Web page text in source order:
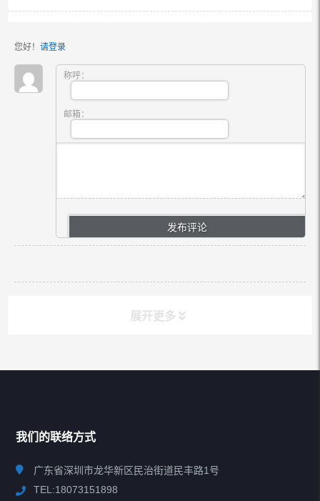
您好！ 请登录
称呼：
邮箱：
展开更多
我们的联络方式
广东省深圳市龙华新区民治街道民丰路1号
TEL:18073151898